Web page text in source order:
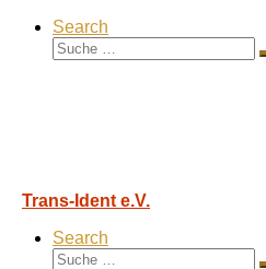
Search
Suche
Trans-Ident e.V.
Search
Suche